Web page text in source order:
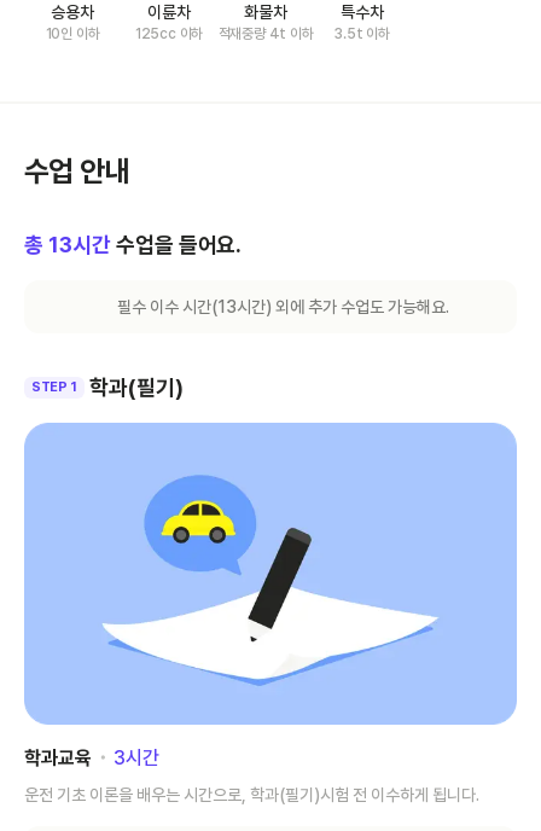
승용차
10인 이하
이륜차
125cc 이하
화물차
적재중량 4t 이하
특수차
3.5t 이하
수업 안내
총 13시간 수업을 들어요.
필수 이수 시간(13시간) 외에 추가 수업도 가능해요.
STEP 1 학과(필기)
학과교육 ･ 3시간
운전 기초 이론을 배우는 시간으로, 학과(필기)시험 전 이수하게 됩니다.